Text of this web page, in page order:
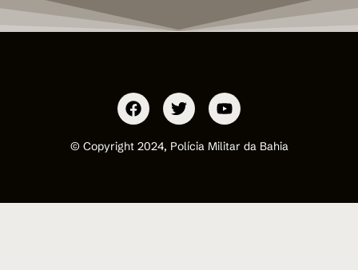
© Copyright 2024, Polícia Militar da Bahia